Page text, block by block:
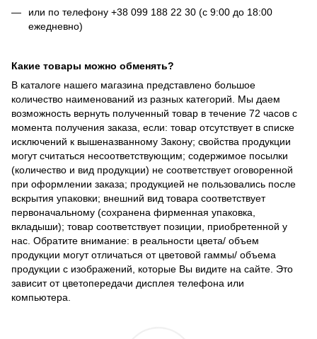
или по телефону +38 099 188 22 30 (с 9:00 до 18:00
ежедневно)
Какие товары можно обменять?
В каталоге нашего магазина представлено большое
количество наименований из разных категорий. Мы даем
возможность вернуть полученный товар в течение 72 часов с
момента получения заказа, если: товар отсутствует в списке
исключений к вышеназванному Закону; свойства продукции
могут считаться несоответствующим; содержимое посылки
(количество и вид продукции) не соответствует оговоренной
при оформлении заказа; продукцией не пользовались после
вскрытия упаковки; внешний вид товара соответствует
первоначальному (сохранена фирменная упаковка,
вкладыши); товар соответствует позиции, приобретенной у
нас. Обратите внимание: в реальности цвета/ объем
продукции могут отличаться от цветовой гаммы/ объема
продукции с изображений, которые Вы видите на сайте. Это
зависит от цветопередачи дисплея телефона или
компьютера.